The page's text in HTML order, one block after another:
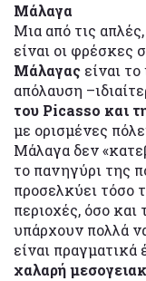
Μάλαγα
Μια από τις
είναι οι φρέσκες
Μάλαγας είναι
απόλαυση
του Picasso και
με ορισμένες
Μάλαγα δεν
το πανηγύρι της
προσελκύει τόσο
περιοχές, όσο και
υπάρχουν πολλά
είναι πραγματικά
χαλαρή